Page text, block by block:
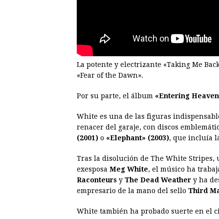
La potente y electrizante «Taking Me
«Fear of the Dawn».
Por su parte, el álbum «Entering
White es una de las figuras
renacer del garaje, con discos
(2001) o «Elephant» (2003), que incluía
Tras la disolución de The White
exesposa Meg White, el músico ha
Raconteurs y The Dead Weather y ha
empresario de la mano del sello Third
White también ha probado suerte en el